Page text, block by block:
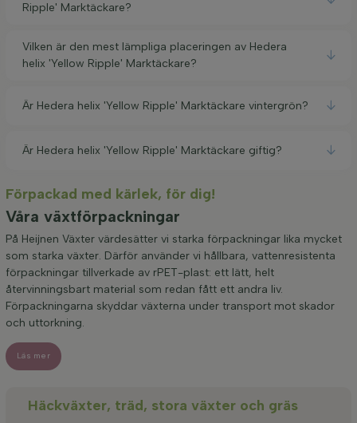
Ripple' Marktäckare?
Vilken är den mest lämpliga placeringen av Hedera
helix 'Yellow Ripple' Marktäckare?
Är Hedera helix 'Yellow Ripple' Marktäckare vintergrön?
Är Hedera helix 'Yellow Ripple' Marktäckare giftig?
Förpackad med kärlek, för dig!
Våra växtförpackningar
På Heijnen Växter värdesätter vi starka förpackningar lika mycket
som starka växter. Därför använder vi hållbara, vattenresistenta
förpackningar tillverkade av rPET-plast: ett lätt, helt
återvinningsbart material som redan fått ett andra liv.
Förpackningarna skyddar växterna under transport mot skador
och uttorkning.
Läs mer
Häckväxter, träd, stora växter och gräs